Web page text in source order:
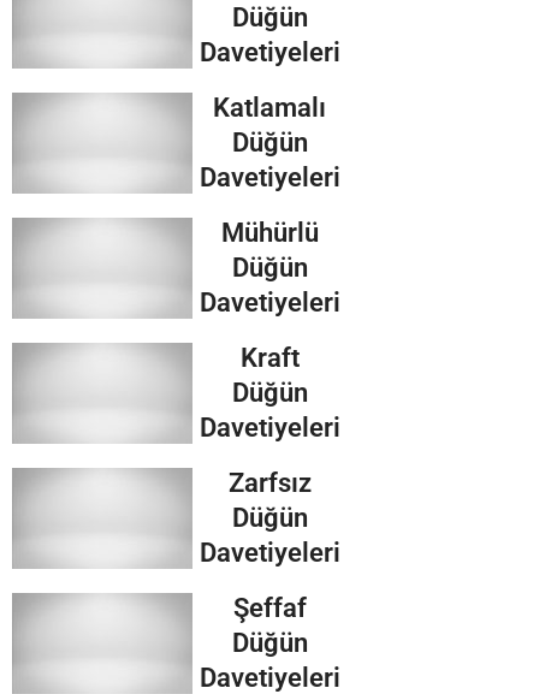
Düğün
Davetiyeleri
Katlamalı
Düğün
Davetiyeleri
Mühürlü
Düğün
Davetiyeleri
Kraft
Düğün
Davetiyeleri
Zarfsız
Düğün
Davetiyeleri
Şeffaf
Düğün
Davetiyeleri